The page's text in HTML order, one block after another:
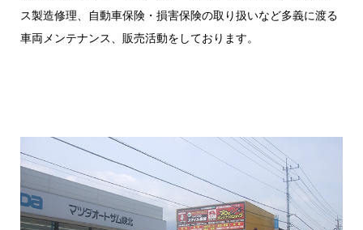
ス製造修理、自動車保険・損害保険の取り扱いなど多義に渡る
車両メンテナンス、販売活動をしております。